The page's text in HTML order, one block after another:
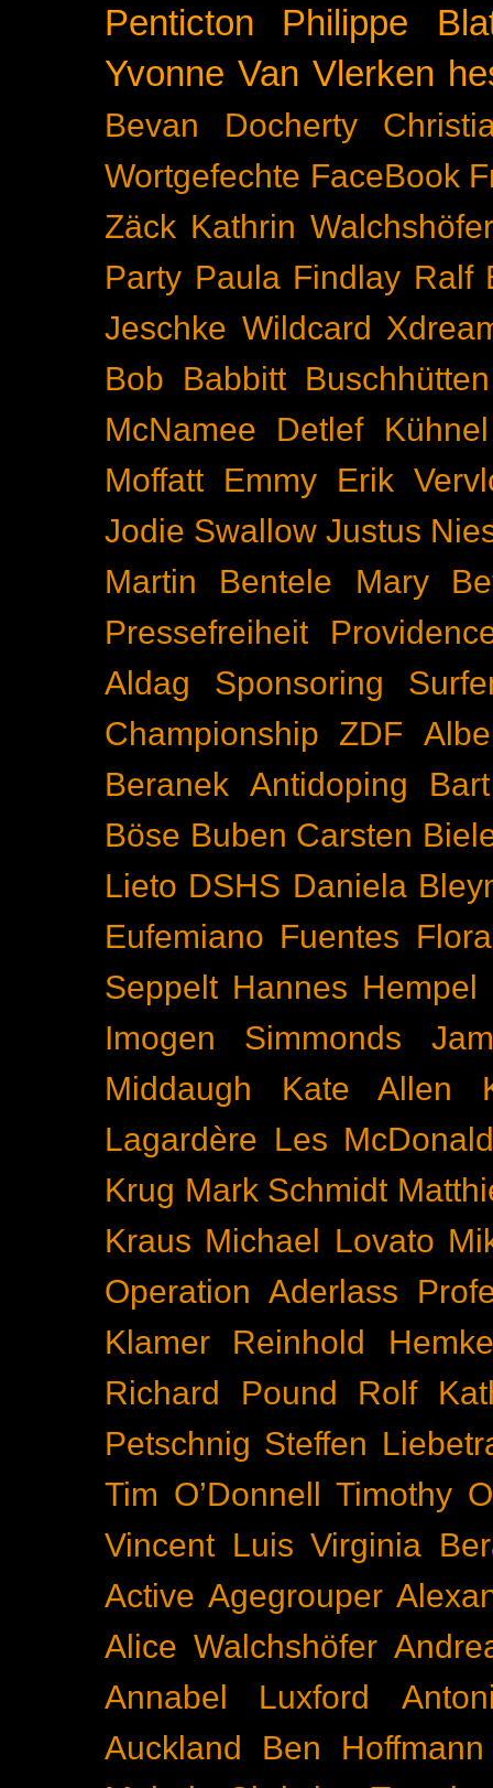
Penticton
Philippe
Yvonne Van Vlerken
Bevan Docherty
Wortgefechte FaceBook
Zäck Kathrin Walchshöfer
Party Paula Findlay Ralf
Jeschke Wildcard
Bob Babbitt Buschhütten
McNamee
Detlef Kühnel
Moffatt
Emmy
Erik
Jodie Swallow Justus
Martin Bentele
Mary
Pressefreiheit
Aldag
Sponsoring
Championship
ZDF
Beranek Antidoping
Böse Buben Carsten
Lieto DSHS Daniela
Eufemiano Fuentes
Seppelt Hannes Hempel
Imogen Simmonds
Middaugh
Kate Allen
Lagardère Les
Krug Mark Schmidt
Kraus Michael Lovato
Operation Aderlass
Klamer
Reinhold
Richard Pound
Rolf
Petschnig Steffen
Tim O’Donnell Timothy
Vincent Luis Virginia
Active Agegrouper
Alice Walchshöfer
Annabel Luxford
Auckland
Ben Hoffmann